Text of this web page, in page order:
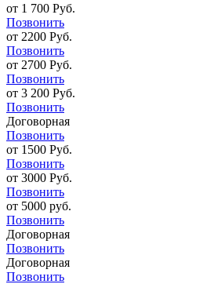
от 1 700 Руб.
Позвонить
от 2200 Руб.
Позвонить
от 2700 Руб.
Позвонить
от 3 200 Руб.
Позвонить
Договорная
Позвонить
от 1500 Руб.
Позвонить
от 3000 Руб.
Позвонить
от 5000 руб.
Позвонить
Договорная
Позвонить
Договорная
Позвонить